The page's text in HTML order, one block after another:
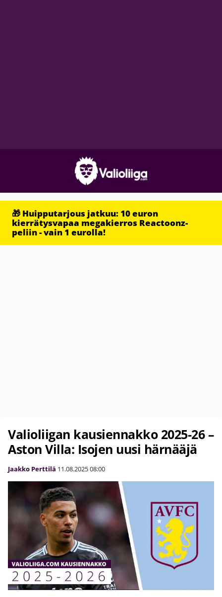
🎁 Huipputarjous jatkuu: 10 euron
kierrätysvapaa megakierros Reactoonz-
peliin - vain 1 eurolla!
Valioliigan kausiennakko 2025-26 –
Aston Villa: Isojen uusi härnääjä
Jaakko Perttilä 11.08.202508:00